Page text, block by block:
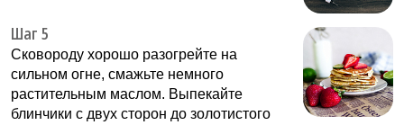
Шаг 5
Сковороду хорошо разогрейте на
сильном огне, смажьте немного
растительным маслом. Выпекайте
блинчики с двух сторон до золотистого